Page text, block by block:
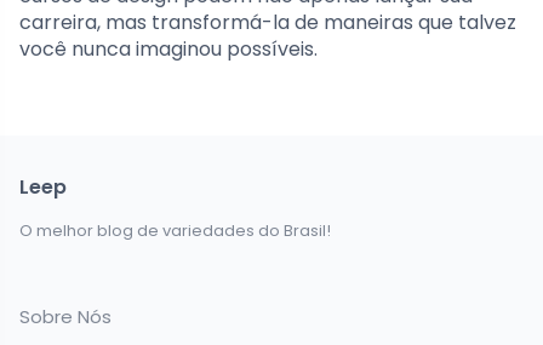
carreira, mas transformá-la de maneiras que talvez
você nunca imaginou possíveis.
Leep
O melhor blog de variedades do Brasil!
Sobre Nós